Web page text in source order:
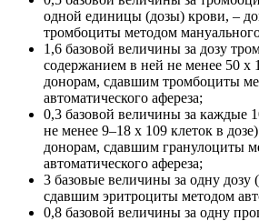
одной единицы (дозы) крови, –
тромбоциты методом
1,6 базовой величины за дозу
содержанием в ней не менее 50 х
донорам, сдавшим тромбоциты
автоматического афереза;
0,3 базовой величины за каждые
не менее 9–18 х 109 клеток в
донорам, сдавшим гранулоциты
автоматического афереза;
3 базовые величины за одну дозу
сдавшим эритроциты методом
0,8 базовой величины за одну